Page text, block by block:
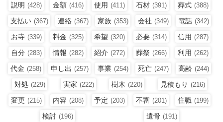
説明 (428) 金額 (416) 使用 (411) 石材 (391) 葬式 (388)
支払い (367) 連絡 (367) 家族 (353) 会社 (349) 電話 (342)
お寺 (339) 料金 (325) 希望 (320) 必要 (314) 信用 (287)
自分 (283) 情報 (282) 紹介 (272) 葬祭 (266) 利用 (262)
代金 (258) 申し出 (257) 事業 (254) 死亡 (247) 高齢 (244)
対処 (229) 実家 (222) 樹木 (220) 見積もり (216)
変更 (215) 内容 (208) 予定 (203) 不審 (201) 住職 (199)
検討 (196) 遺骨 (191)